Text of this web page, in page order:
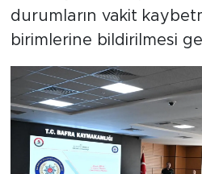
durumların vakit
birimlerine bildirilmesi